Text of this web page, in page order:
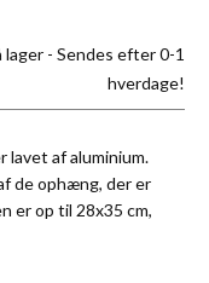
lavet af aluminium.
de ophæng, der er
er op til 28x35 cm,
lager - Sendes efter 0-1
hverdage!